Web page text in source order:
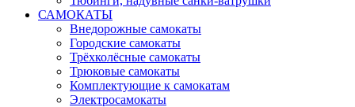
САМОКАТЫ
Внедорожные самокаты
Городские самокаты
Трёхколёсные самокаты
Трюковые самокаты
Комплектующие к самокатам
Электросамокаты